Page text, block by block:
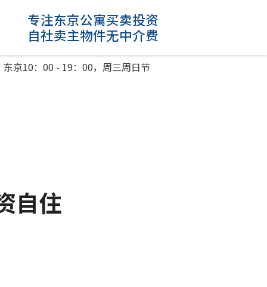
专注东京公寓买卖投资
自社卖主物件无中介费
东京10：00 - 19：00，周三周日节
自住